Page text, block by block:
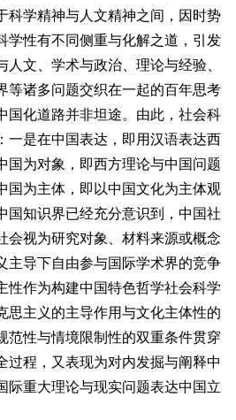
科学精神与人文精神之间，因时势
学性有不同侧重与化解之道，引发
文、学术与政治、理论与经验、
等诸多问题交织在一起的百年思考
国化道路并非坦途。由此，社会科
一是在中国表达，即用汉语表达西
国为对象，即西方理论与中国问题
国为主体，即以中国文化为主体观
国知识界已经充分意识到，中国社
会视为研究对象、材料来源或概念
主导下自由参与国际学术界的竞争
性作为构建中国特色哲学社会科学
思主义的主导作用与文化主体性的
范性与情境限制性的双重条件贯穿
过程，又表现为对内发掘与阐释中
际重大理论与现实问题表达中国立